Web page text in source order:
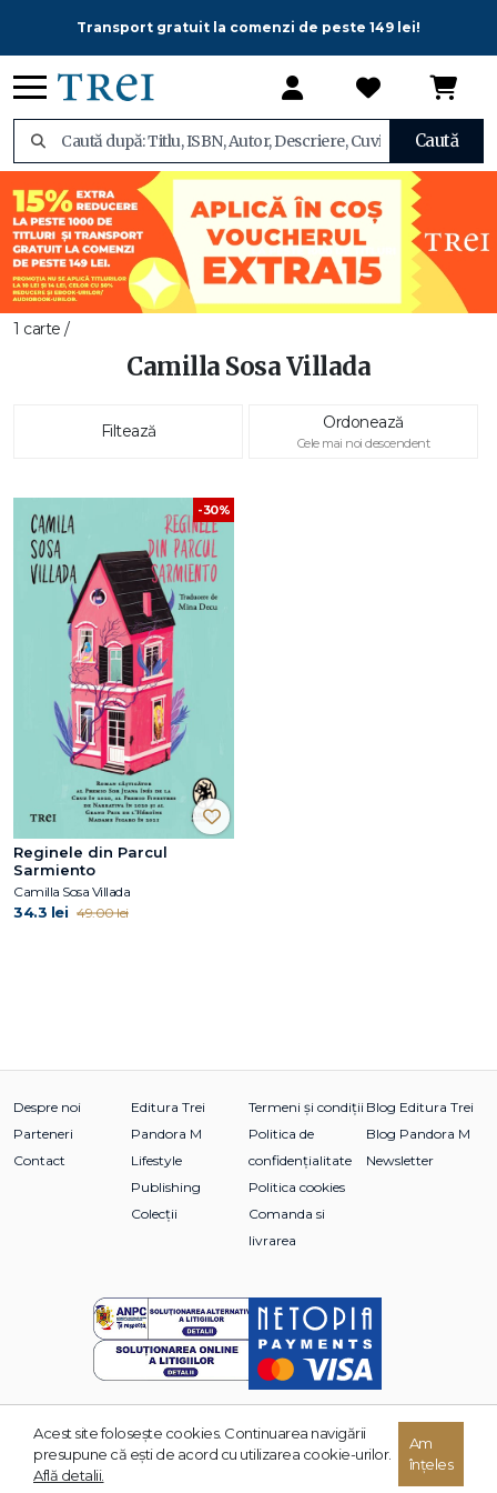
Transport gratuit la comenzi de peste 149 lei!
Caută
1 carte /
Camilla Sosa Villada
Filtează Ordonează
Cele mai noi descendent
-30%
Reginele din Parcul
Sarmiento
Camilla Sosa Villada
34.3 lei 49.00 lei
Despre noi
Parteneri
Contact
Editura Trei
Pandora M
Lifestyle
Publishing
Colecții
Termeni și condiții
Politica de
confidențialitate
Politica cookies
Comanda si
livrarea
Blog Editura Trei
Blog Pandora M
Newsletter
© 2026 Grupul Editorial TREI. Toate drepturile rezervate.
Acest site foloseşte cookies. Continuarea navigării
presupune că eşti de acord cu utilizarea cookie-urilor.
Află detalii.
Am
înțeles